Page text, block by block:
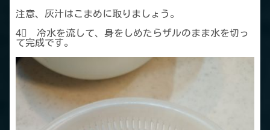
注意、灰汁はこまめに取りましょう。
4⃣ 冷水を流して、身をしめたらザルのまま水を切っ
て完成です。